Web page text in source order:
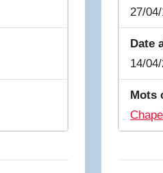
27/
Date
14/
Mots